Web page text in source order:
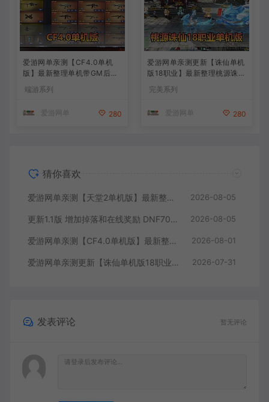
爱游网单亲测【CF4.0单机
版】最新整理单机带GM后台
可添加全物品装备 人机对战
可选难度 带单机内辅 一键启
端游系列
爱游网单 280
爱游网单亲测更新【诛仙单机
版18职业】最新整理桃源诛仙
精修第4版 配套GM工具可发
物品装备点券 配套工具大全
+手工端文本教学
完美系列
爱游网单 280
猜你喜欢
爱游网单亲测【天堂2单机版】最新整理水龙法利昂带假人商业端制作单机 内置多功能GM控制台 可发物品装备 虚拟机一键端 视频安装教学 2026-08-05
更新1.1版 增加掉落和在线奖励 DNF70星月侍魂联机版 新版技能 丰富异次元技能装备词条 护石 辟邪玉 皮肤外观 BUFF技能徽章 史诗装备特效徽章 技能宝珠等 在线点 装备靠爆 2026-08-05
爱游网单亲测【CF4.0单机版】最新整理单机带GM后台可添加全物品装备 人机对战可选难度 带单机内辅 一键启动视频教学 2026-08-01
爱游网单亲测更新【诛仙单机版18职业】最新整理桃源诛仙精修第4版 配套GM工具可发物品装备点券 配套工具大全 虚拟机一键端 视频安装教学+手工端文本教学 2026-07-31
发表评论 暂无评论